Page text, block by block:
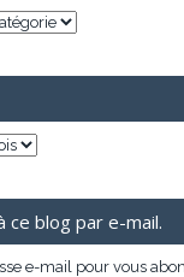
ce blog par e-mail.
e-mail pour vous